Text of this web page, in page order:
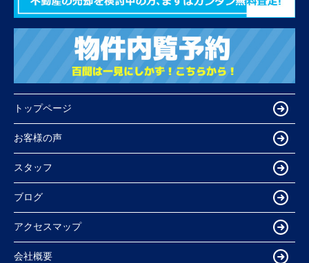
トップページ
お客様の声
スタッフ
ブログ
アクセスマップ
会社概要